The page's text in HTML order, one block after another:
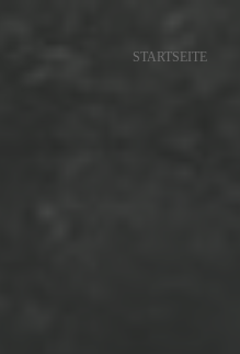
STARTSEITE